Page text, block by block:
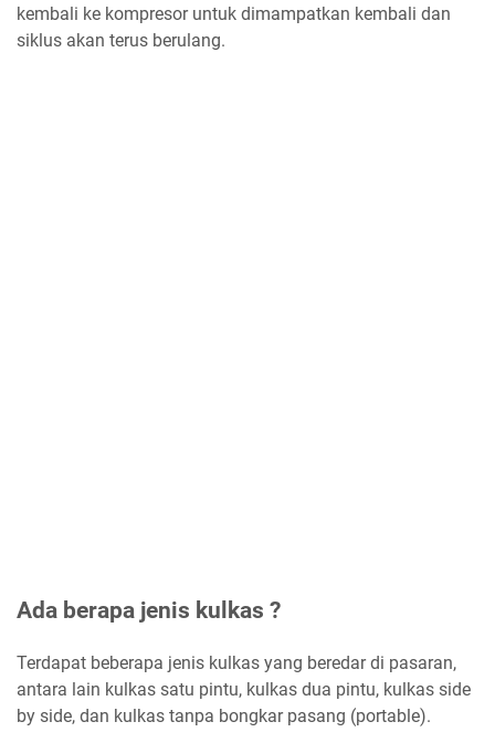
kembali ke kompresor untuk dimampatkan kembali dan
siklus akan terus berulang.
Ada berapa jenis kulkas ?
Terdapat beberapa jenis kulkas yang beredar di pasaran,
antara lain kulkas satu pintu, kulkas dua pintu, kulkas side
by side, dan kulkas tanpa bongkar pasang (portable).